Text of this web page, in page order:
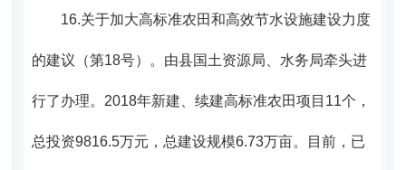
16.关于加大高标准农田和高效节水设施建设力度
的建议（第18号）。 由县国土资源局、水务局牵头进
行了办理。2018年新建、续建高标准农田项目11个，
总投资9816.5万元，总建设规模6.73万亩。目前，已